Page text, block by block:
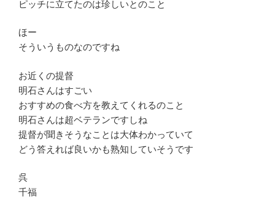
ピッチに立てたのは珍しいとのこと
ほー
そういうものなのですね
お近くの提督
明石さんはすごい
おすすめの食べ方を教えてくれるのこと
明石さんは超ベテランですしね
提督が聞きそうなことは大体わかっていて
どう答えれば良いかも熟知していそうです
呉
千福